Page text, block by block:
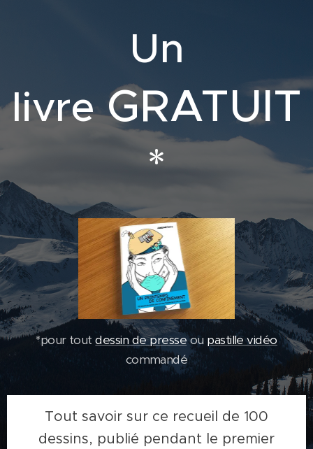
Un
livreGRATUIT
*
*pour toutdessin de presseou pastille vidéo
commandé
Tout savoir sur ce recueil de 100
dessins, publié pendant le premier